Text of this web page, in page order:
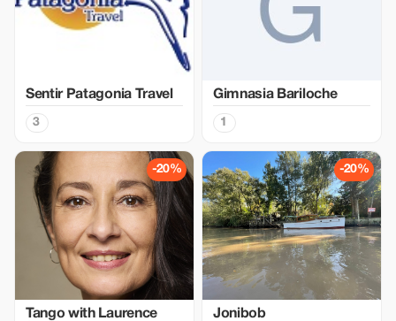
Sentir Patagonia Travel
3
Gimnasia Bariloche
1
-20%
Tango with Laurence
-20%
Jonibob